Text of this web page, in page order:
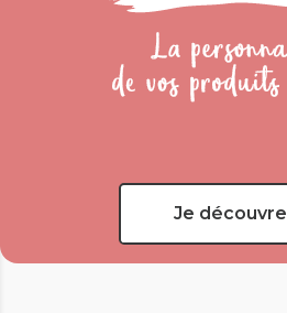
Je découvre